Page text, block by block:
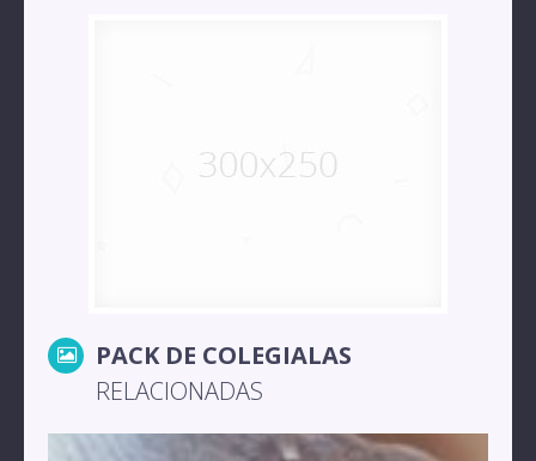
PACK DE COLEGIALAS
RELACIONADAS